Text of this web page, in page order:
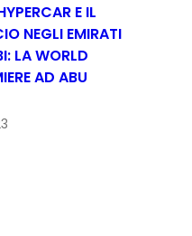
E IL
NEGLI EMIRATI
LA WORLD
AD ABU